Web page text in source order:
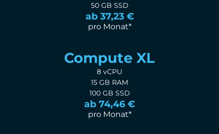
50 GB SSD
ab 37,23 €
pro Monat*
Compute XL
8 vCPU
15 GB RAM
100 GB SSD
ab 74,46 €
pro Monat*